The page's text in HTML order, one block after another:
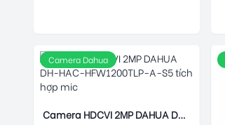
Camera Dahua
Camera HDCVI 2MP DAHUA DH-